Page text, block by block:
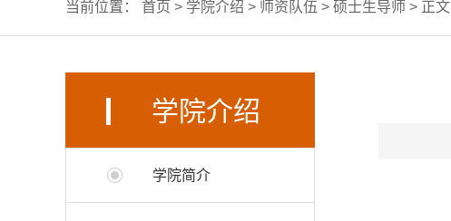
当前位置： 首页 > 学院介绍 > 师资队伍 > 硕士生导师 > 正文
学院介绍
学院简介